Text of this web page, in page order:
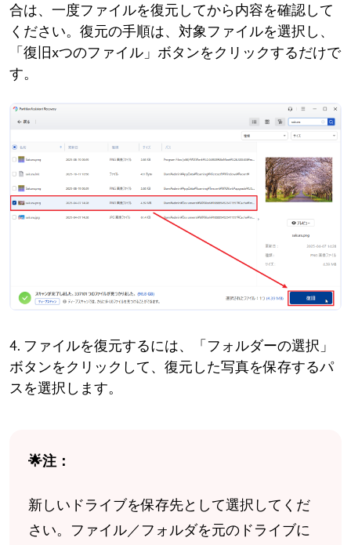
合は、一度ファイルを復元してから内容を確認して
ください。復元の手順は、対象ファイルを選択し、
「復旧xつのファイル」ボタンをクリックするだけで
す。
4. ファイルを復元するには、「フォルダーの選択」
ボタンをクリックして、復元した写真を保存するパ
スを選択します。
🌟注：
新しいドライブを保存先として選択してくだ
さい。ファイル／フォルダを元のドライブに